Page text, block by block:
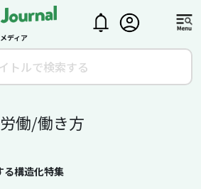
ディア
労働/働き方
る構造化特集